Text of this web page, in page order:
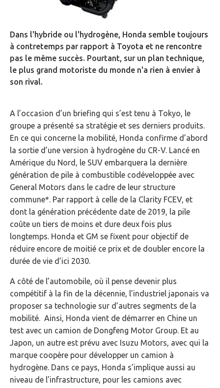
Dans l'hybride ou l'hydrogène, Honda semble toujours
à contretemps par rapport à Toyota et ne rencontre
pas le même succès. Pourtant, sur un plan technique,
le plus grand motoriste du monde n'a rien à envier à
son rival.
A l’occasion d’un briefing qui s’est tenu à Tokyo, le
groupe a présenté sa stratégie et ses derniers produits.
En ce qui concerne la mobilité, Honda confirme d’abord
la sortie d’une version à hydrogène du CR-V. Lancé en
Amérique du Nord, le SUV embarquera la dernière
génération de pile à combustible codéveloppée avec
General Motors dans le cadre de leur structure
commune*. Par rapport à celle de la Clarity FCEV, et
dont la génération précédente date de 2019, la pile
coûte un tiers de moins et dure deux fois plus
longtemps. Honda et GM se fixent pour objectif de
réduire encore de moitié ce prix et de doubler encore la
durée de vie d’ici 2030.
A côté de l’automobile, où il pense devenir plus
compétitif à la fin de la décennie, l’industriel japonais va
proposer sa technologie sur d’autres segments de la
mobilité. Ainsi, Honda vient de démarrer en Chine un
test avec un camion de Dongfeng Motor Group. Et au
Japon, un autre est prévu avec Isuzu Motors, avec qui la
marque coopère pour développer un camion à
hydrogène. Dans ce pays, Honda s’implique aussi au
niveau de l’infrastructure, pour les camions avec